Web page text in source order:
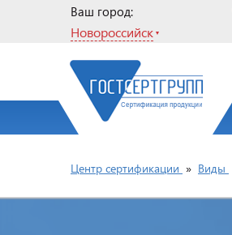
Ваш город:
Новороссийск
Центр сертификации » Виды